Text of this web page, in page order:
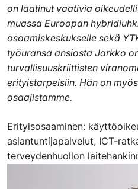
on laatinut vaativia
muassa Euroopan
osaamiskeskukselle sekä
työuransa ansiosta Jarkko
turvallisuuskriittisten
erityistarpeisiin. Hän on
osaajistamme.
Erityisosaaminen:
asiantuntijapalvelut, ICT-
terveydenhuollon